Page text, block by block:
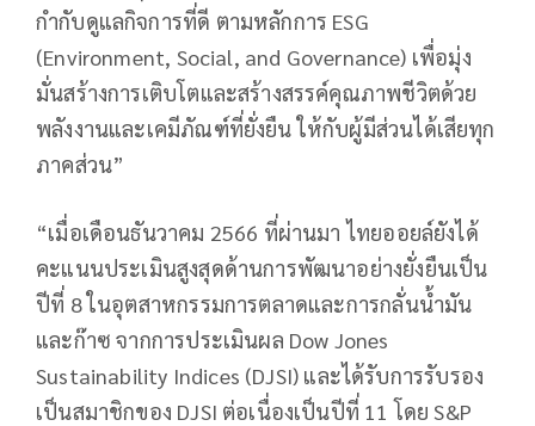
กำกับดูแลกิจการที่ดี ตามหลักการ ESG
(Environment, Social, and Governance) เพื่อมุ่ง
มั่นสร้างการเติบโตและสร้างสรรค์คุณภาพชีวิตด้วย
พลังงานและเคมีภัณฑ์ที่ยั่งยืน ให้กับผู้มีส่วนได้เสียทุก
ภาคส่วน”
“เมื่อเดือนธันวาคม 2566 ที่ผ่านมา ไทยออยล์ยังได้
คะแนนประเมินสูงสุดด้านการพัฒนาอย่างยั่งยืนเป็น
ปีที่ 8 ในอุตสาหกรรมการตลาดและการกลั่นน้ำมัน
และก๊าซ จากการประเมินผล Dow Jones
Sustainability Indices (DJSI) และได้รับการรับรอง
เป็นสมาชิกของ DJSI ต่อเนื่องเป็นปีที่ 11 โดย S&P